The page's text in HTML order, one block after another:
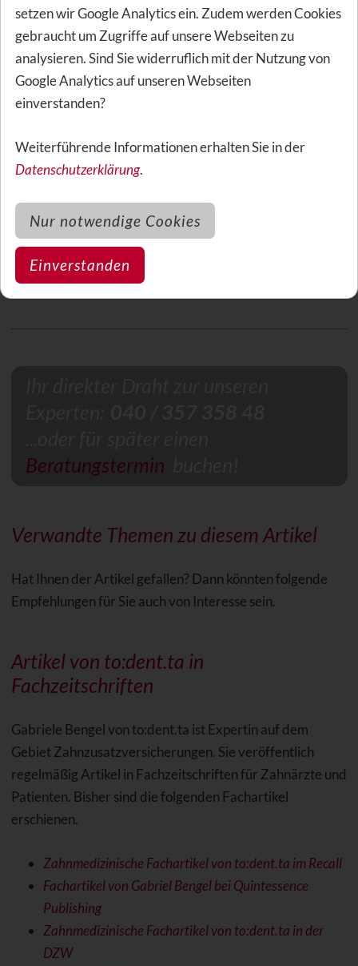
Individuell gesucht - Optimal
abgesichert
Zuzahlungen für die Prophylaxe
UnbegrenzteImplantate
Individuelle Absicherung
Meinen Tarif finden
Beratungstermin
Verwandte Themen zu diesem Artikel
Hat Ihnen der Artikel gefallen? Dann könnten folgende
Empfehlungen für Sie auch von Interesse sein.
Artikel von to:dent.ta in
Fachzeitschriften
Gabriele Bengel von to:dent.ta ist Expertin auf dem
Gebiet Zahnzusatzversicherungen. Sie veröffentlich
regelmäßig Artikel in Fachzeitschriften für Zahnärzte und
Patienten. Bisher sind die folgenden Fachartikel
erschienen.
Zahnmedizinische Fachartikel von to:dent.ta im Recall
Fachartikel von Gabriel Bengel bei Quintessence
Publishing
Zahnmedizinische Fachartikel von to:dent.ta in der
DZW
setzen wir Google Analytics ein. Zudem werden Cookies
gebraucht um Zugriffe auf unsere Webseiten zu
analysieren. Sind Sie widerruflich mit der Nutzung von
Google Analytics auf unseren Webseiten
einverstanden?
Weiterführende Informationen erhalten Sie in der
Datenschutzerklärung.
Nur notwendige Cookies
Einverstanden